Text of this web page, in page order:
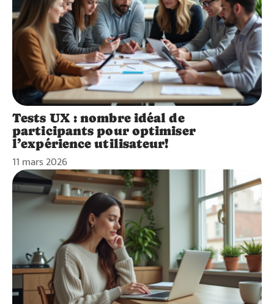
Tests UX : nombre idéal de
participants pour optimiser
l’expérience utilisateur!
11 mars 2026